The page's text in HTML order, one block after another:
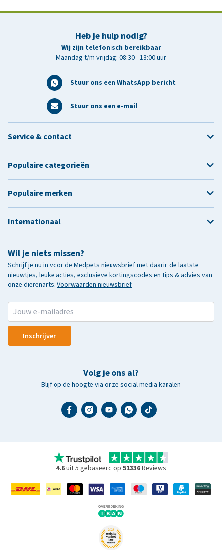
Heb je hulp nodig?
Wij zijn telefonisch bereikbaar
Maandag t/m vrijdag: 08:30 - 13:00 uur
Stuur ons een WhatsApp bericht
Stuur ons een e-mail
Wil je niets missen?
Schrijf je nu in voor de Medpets nieuwsbrief met daarin de laatste
nieuwtjes, leuke acties, exclusieve kortingscodes en tips & advies van
onze dierenarts. Voorwaarden nieuwsbrief
Inschrijven
Volg je ons al?
Blijf op de hoogte via onze social media kanalen
Service & contact
Populaire categorieën
Populaire merken
Internationaal
4.6uit 5 gebaseerd op 51336Reviews